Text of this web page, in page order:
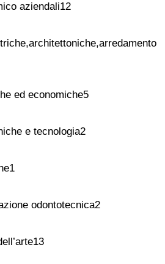
aziendali12
ed economiche5
e tecnologia2
1
odontotecnica2
13